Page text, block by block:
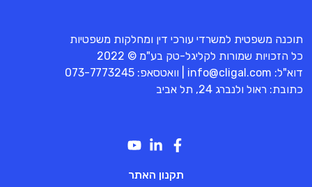
תוכנה משפטית למשרדי עורכי דין ומחלקות משפטיות
כל הזכויות שמורות לקליגל-טק בע"מ © 2022
דוא"ל: info@cligal.com | וואטסאפ: 073-7773245
כתובת: ראול ולנברג 24, תל אביב
תקנון האתר